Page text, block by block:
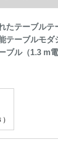
たテーブルテ
テーブルモダ
ブル（1.3 m